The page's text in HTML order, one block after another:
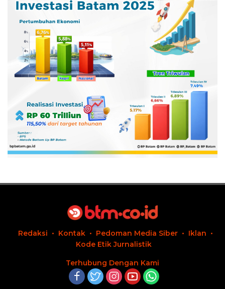
Redaksi Kontak Pedoman Media Siber
Iklan
Kode Etik Jurnalistik
Terhubung Dengan Kami